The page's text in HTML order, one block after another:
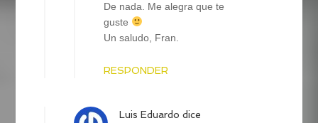
De nada. Me alegra que te
guste
Un saludo, Fran.
RESPONDER
Luis Eduardo dice